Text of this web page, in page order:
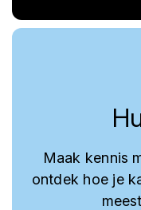
Maak kennis
ontdek hoe je